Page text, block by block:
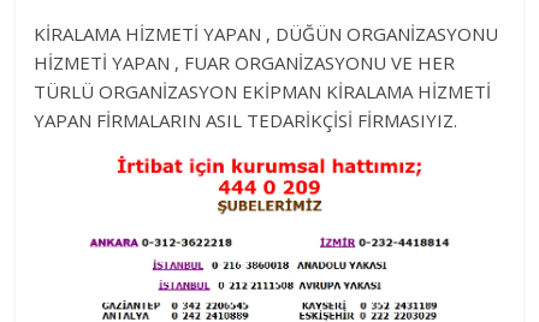
KİRALAMA HİZMETİ YAPAN , DÜĞÜN ORGANİZASYONU
HİZMETİ YAPAN , FUAR ORGANİZASYONU VE HER
TÜRLÜ ORGANİZASYON EKİPMAN KİRALAMA HİZMETİ
YAPAN FİRMALARIN ASIL TEDARİKÇİSİ FİRMASIYIZ.